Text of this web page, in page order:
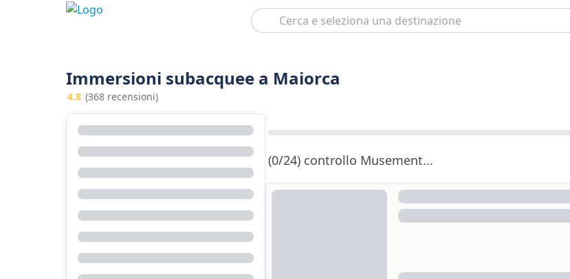
Cerca
Immersioni subacquee a Maiorca
4.8 (368 recensioni)
(0/24) controllo Musement...